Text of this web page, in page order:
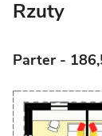
Rzuty
Parter -